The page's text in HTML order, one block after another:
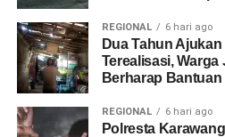
REGIONAL 6 hari ago
Dua Tahun
Terealisasi,
Berharap
REGIONAL 6 hari ago
Polresta